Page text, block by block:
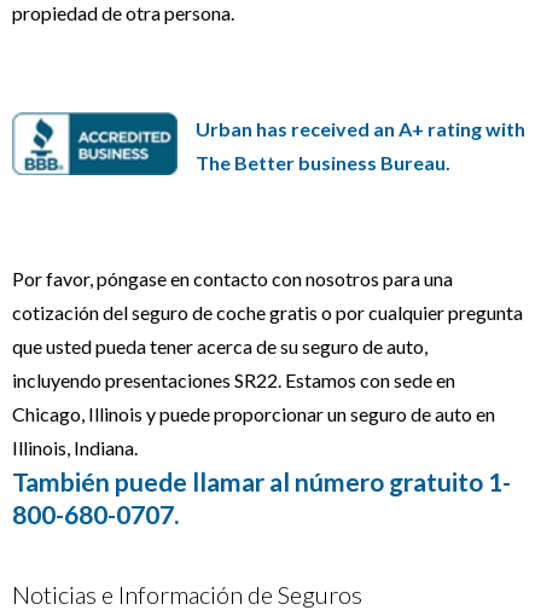
propiedad de otra persona.
Urban has received an A+ rating with
The Better business Bureau.
Por favor, póngase en contacto con nosotros para una
cotización del seguro de coche gratis o por cualquier pregunta
que usted pueda tener acerca de su seguro de auto,
incluyendo presentaciones SR22. Estamos con sede en
Chicago, Illinois y puede proporcionar un seguro de auto en
Illinois, Indiana.
También puede llamar al número gratuito 1-
800-680-0707.
Noticias e Información de Seguros